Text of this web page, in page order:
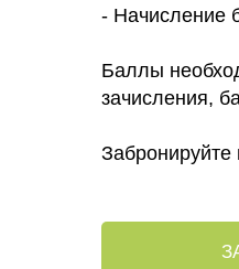
- Начисление
Баллы
зачисления,
Забронируйте